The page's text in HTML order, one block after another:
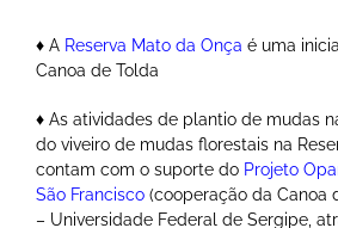
♦ A Reserva Mato da Onça é uma
Canoa de Tolda
♦ As atividades de plantio de mudas
do viveiro de mudas florestais na
contam com o suporte do Projeto
São Francisco (cooperação da Canoa
– Universidade Federal de Sergipe,